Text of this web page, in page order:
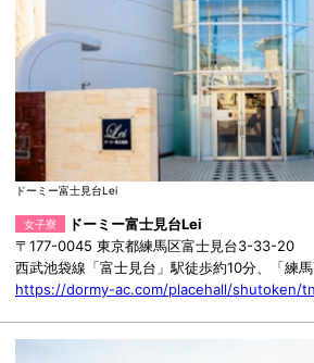
ドーミー富士見台Lei
女子寮
ドーミー富士見台Lei
〒177-0045 東京都練馬区富士見台3-33-20
西武池袋線「富士見台」駅徒歩約10分、「練
https://dormy-ac.com/placehall/shutoken/